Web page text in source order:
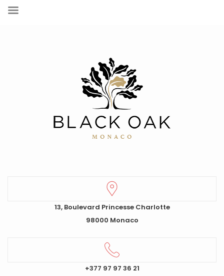
13, Boulevard Princesse Charlotte
98000 Monaco
+377 97 97 36 21